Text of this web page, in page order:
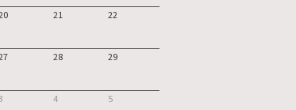
21 22
28 29
4 5